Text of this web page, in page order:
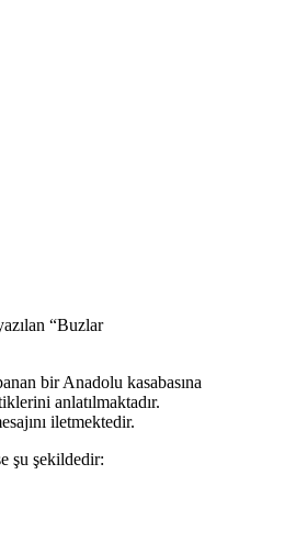
“Buzlar
bir Anadolu kasabasına
anlatılmaktadır.
iletmektedir.
şu şekildedir: